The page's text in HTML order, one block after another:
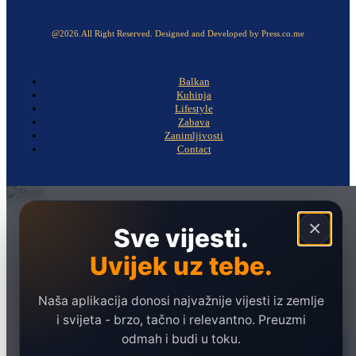
@2026.All Right Reserved. Designed and Developed by Press.co.me
Balkan
Kuhinja
Lifestyle
Zabava
Zanimljivosti
Contact
×
Sve vijesti.
Uvijek uz tebe.
Naša aplikacija donosi najvažnije vijesti iz zemlje
i svijeta - brzo, tačno i relevantno. Preuzmi
odmah i budi u toku.
Ekonomija